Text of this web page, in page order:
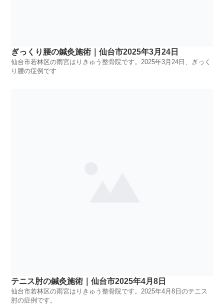
ぎっくり腰の鍼灸施術｜仙台市2025年3月24日
仙台市若林区の雨宮はりきゅう整骨院です。2025年3月24日、ぎっく
り腰の症例です
テニス肘の鍼灸施術｜仙台市2025年4月8日
仙台市若林区の雨宮はりきゅう整骨院です。2025年4月8日のテニス
肘の症例です。